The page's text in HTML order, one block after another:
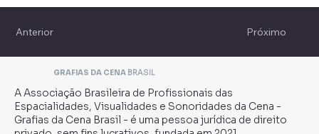
Próximo
Anterior
GRAFIAS DA CENA BRASIL
A Associação Brasileira de Profissionais das
Espacialidades, Visualidades e Sonoridades da Cena -
Grafias da Cena Brasil - é uma pessoa jurídica de direito